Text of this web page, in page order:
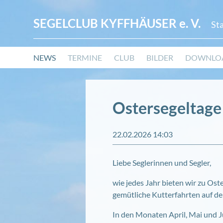
SEGELCLUB KYFFHÄUSERe. V.
Navigation
überspringen
NEWS TERMINE CLUB BILDER
22.02.2026 14:03
Liebe Seglerinnen und Segler,
wie jedes Jahr bieten wir zu
gemütliche Kutterfahrten auf
In den Monaten April, Mai und